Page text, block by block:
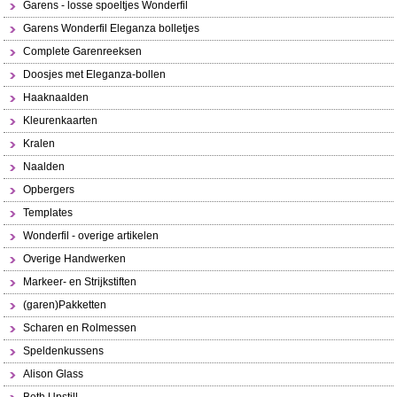
Garens - losse spoeltjes Wonderfil
Garens Wonderfil Eleganza bolletjes
Complete Garenreeksen
Doosjes met Eleganza-bollen
Haaknaalden
Kleurenkaarten
Kralen
Naalden
Opbergers
Templates
Wonderfil - overige artikelen
Overige Handwerken
Markeer- en Strijkstiften
(garen)Pakketten
Scharen en Rolmessen
Speldenkussens
Alison Glass